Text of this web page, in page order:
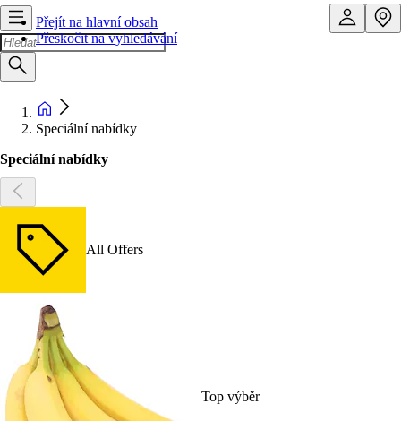
Přejít na hlavní obsah
Přeskočit na vyhledávání
Speciální nabídky
Speciální nabídky
All Offers
Top výběr